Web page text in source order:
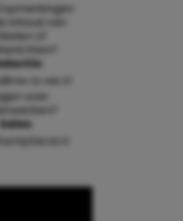
opmerkingen
inhoud van
of
to-we.nl
over
Sales: